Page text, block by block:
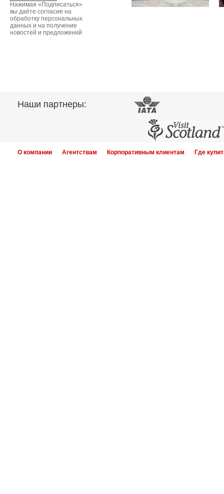
Нажимая «Подписаться»
вы даёте согласие на
обработку персональных
данных и на получение
новостей и предложений
Наши партнеры:
О компании Агентствам Корпоративным клиентам Где